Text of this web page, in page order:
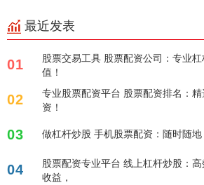
最近发表
01
股票交易工具 股票配资公司：专业
值！
02
专业股票配资平台 股票配资排名：
资！
03 做杠杆炒股 手机股票配资：随时随
04
股票配资专业平台 线上杠杆炒股：
收益，